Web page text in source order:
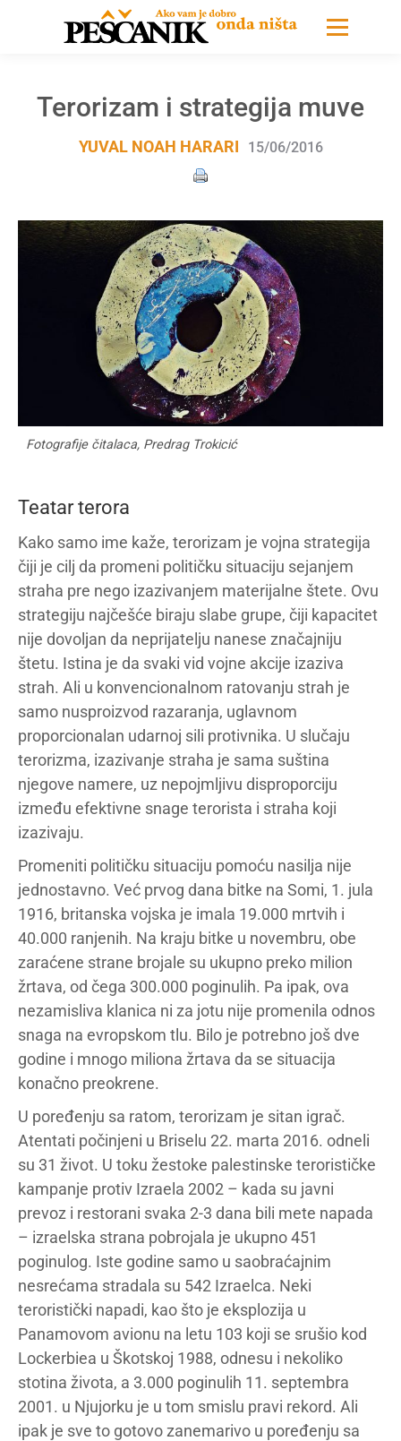
Terorizam i strategija muve
YUVAL NOAH HARARI 15/06/2016
Fotografije čitalaca, Predrag Trokicić
Teatar terora
Kako samo ime kaže, terorizam je vojna strategija
čiji je cilj da promeni političku situaciju sejanjem
straha pre nego izazivanjem materijalne štete. Ovu
strategiju najčešće biraju slabe grupe, čiji kapacitet
nije dovoljan da neprijatelju nanese značajniju
štetu. Istina je da svaki vid vojne akcije izaziva
strah. Ali u konvencionalnom ratovanju strah je
samo nusproizvod razaranja, uglavnom
proporcionalan udarnoj sili protivnika. U slučaju
terorizma, izazivanje straha je sama suština
njegove namere, uz nepojmljivu disproporciju
između efektivne snage terorista i straha koji
izazivaju.
Promeniti političku situaciju pomoću nasilja nije
jednostavno. Već prvog dana bitke na Somi, 1. jula
1916, britanska vojska je imala 19.000 mrtvih i
40.000 ranjenih. Na kraju bitke u novembru, obe
zaraćene strane brojale su ukupno preko milion
žrtava, od čega 300.000 poginulih. Pa ipak, ova
nezamisliva klanica ni za jotu nije promenila odnos
snaga na evropskom tlu. Bilo je potrebno još dve
godine i mnogo miliona žrtava da se situacija
konačno preokrene.
U poređenju sa ratom, terorizam je sitan igrač.
Atentati počinjeni u Briselu 22. marta 2016. odneli
su 31 život. U toku žestoke palestinske terorističke
kampanje protiv Izraela 2002 – kada su javni
prevoz i restorani svaka 2-3 dana bili mete napada
– izraelska strana pobrojala je ukupno 451
poginulog. Iste godine samo u saobraćajnim
nesrećama stradala su 542 Izraelca. Neki
teroristički napadi, kao što je eksplozija u
Panamovom avionu na letu 103 koji se srušio kod
Lockerbiea u Škotskoj 1988, odnesu i nekoliko
stotina života, a 3.000 poginulih 11. septembra
2001. u Njujorku je u tom smislu pravi rekord. Ali
ipak je sve to gotovo zanemarivo u poređenju sa